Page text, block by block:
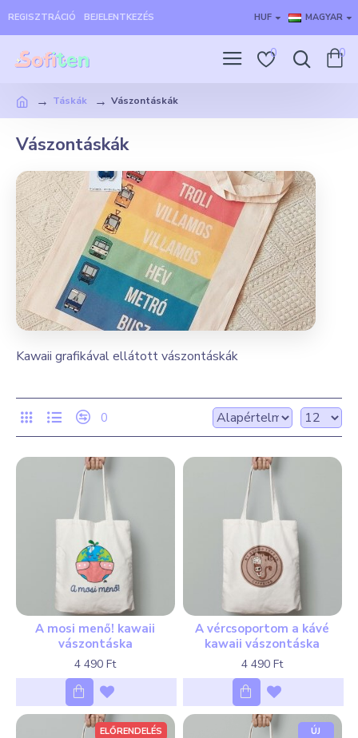
REGISZTRÁCIÓ BEJELENTKEZÉS HUF MAGYAR
0 0
Táskák Vászontáskák
Vászontáskák
Kawaii grafikával ellátott vászontáskák
0
A mosi menő! kawaii
vászontáska
4 490 Ft
A vércsoportom a kávé
kawaii vászontáska
4 490 Ft
ELŐRENDELÉS ÚJ